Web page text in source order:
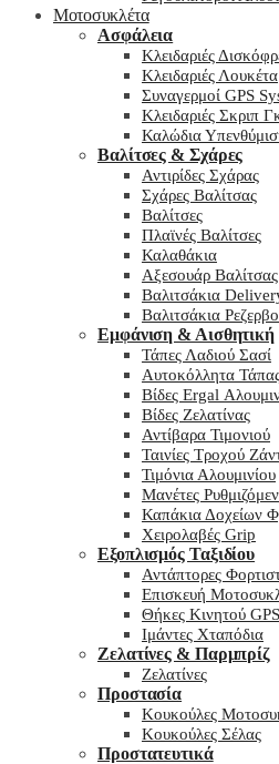
Μοτοσυκλέτα
Ασφάλεια
Κλειδαριές
Κλειδαριές Λουκέτα
Συναγερμοί GPS
Κλειδαριές Σκριπ
Καλώδια
Βαλίτσες & Σχάρες
Αντιρίδες Σχάρας
Σχάρες Βαλίτσας
Βαλίτσες
Πλαϊνές Βαλίτσες
Καλαθάκια
Αξεσουάρ Βαλίτσας
Βαλιτσάκια
Βαλιτσάκια
Εμφάνιση & Αισθητική
Τάπες Λαδιού Σασί
Αυτοκόλλητα
Βίδες Ergal
Βίδες Ζελατίνας
Αντίβαρα Τιμονιού
Ταινίες Τροχού
Τιμόνια Αλουμινίου
Μανέτες
Καπάκια Δοχείων
Χειρολαβές Grip
Εξοπλισμός Ταξιδίου
Αντάπτορες
Επισκευή
Θήκες Κινητού GPS
Ιμάντες Χταπόδια
Ζελατίνες & Παρμπρίζ
Ζελατίνες
Προστασία
Κουκούλες
Κουκούλες Σέλας
Προστατευτικά